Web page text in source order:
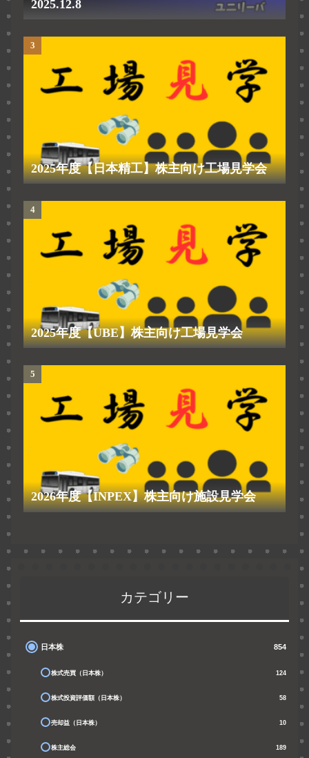
2025.12.8
2025年度【日本精工】株主向け工場見学会
2025年度【UBE】株主向け工場見学会
2026年度【INPEX】株主向け施設見学会
カテゴリー
日本株 854
株式売買（日本株） 124
株式投資評価額（日本株） 58
売却益（日本株） 10
株主総会 189